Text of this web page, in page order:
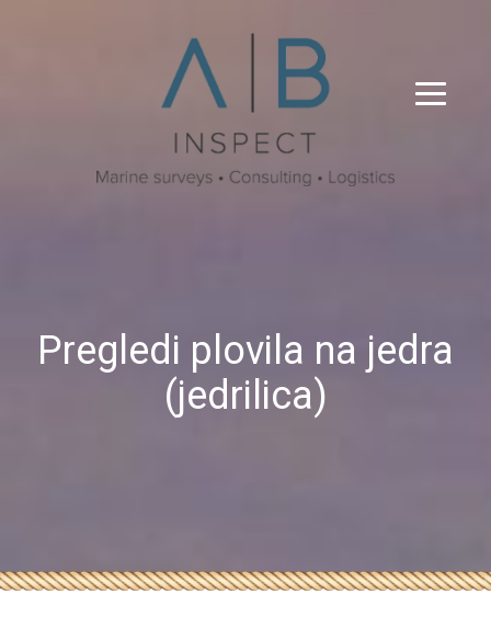
Pregledi plovila na jedra
(jedrilica)